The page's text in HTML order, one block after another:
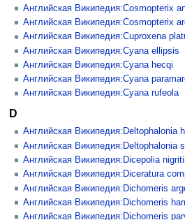
Английская Википедия:Cosmopterix
Английская Википедия:Cosmopterix
Английская Википедия:Cuproxena
Английская Википедия:Cyana ellipsis
Английская Википедия:Cyana hecqi
Английская Википедия:Cyana
Английская Википедия:Cyana rufeola
D
Английская Википедия:Deltophalonia
Английская Википедия:Deltophalonia
Английская Википедия:Dicepolia
Английская Википедия:Diceratura
Английская Википедия:Dichomeris
Английская Википедия:Dichomeris
Английская Википедия:Dichomeris